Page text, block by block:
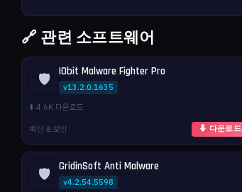
🔗 관련 소프트웨어
🛡️ IObit Malware Fighter Pro
v13.2.0.1635
⬇️ 4.6K 다운로드
백신 & 보안
⬇ 다운로드
🛡️ GridinSoft Anti Malware
v4.2.54.5598